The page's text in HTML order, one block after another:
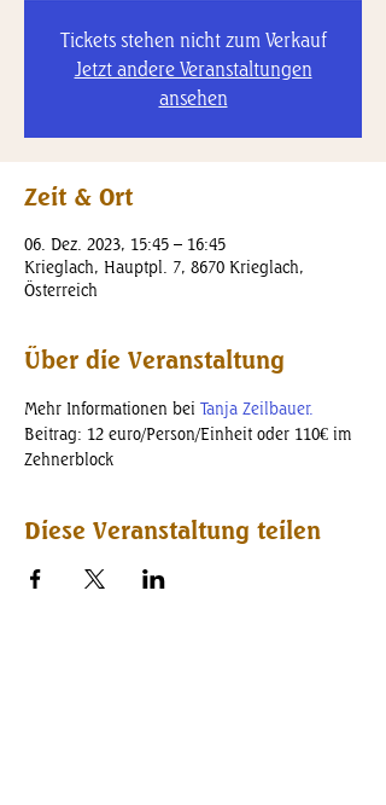
Tickets stehen nicht zum Verkauf
Jetzt andere Veranstaltungen
ansehen
Zeit & Ort
06. Dez. 2023, 15:45 – 16:45
Krieglach, Hauptpl. 7, 8670 Krieglach,
Österreich
Über die Veranstaltung
Mehr Informationen bei Tanja Zeilbauer.
Beitrag: 12 euro/Person/Einheit oder 110€ im
Zehnerblock
Diese Veranstaltung teilen